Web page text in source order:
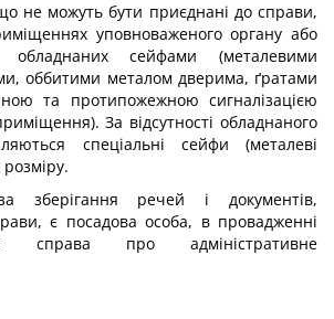
не можуть бути приєднані до справи,
уповноваженого органу або
обладнаних сейфами (металевими
оббитими металом дверима, ґратами
та протипожежною сигналізацією
За відсутності обладнаного
спеціальні сейфи (металеві
зберігання речей і документів,
є посадова особа, в провадженні
справа про адміністративне